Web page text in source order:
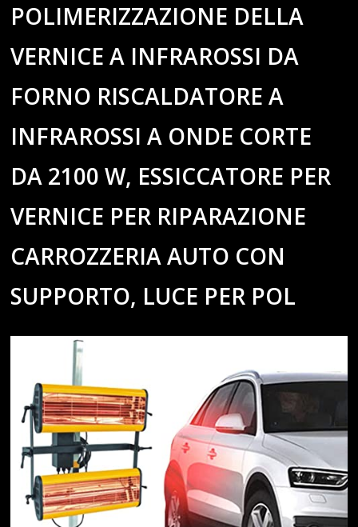
POLIMERIZZAZIONE DELLA
VERNICE A INFRAROSSI DA
FORNO RISCALDATORE A
INFRAROSSI A ONDE CORTE
DA 2100 W, ESSICCATORE PER
VERNICE PER RIPARAZIONE
CARROZZERIA AUTO CON
SUPPORTO, LUCE PER POL